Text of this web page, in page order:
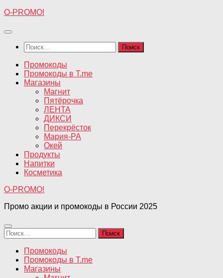
Перейти
содержимому
O-PROMO!
Найти:
Промокоды
Промокоды в T.me
Магазины
Магнит
Пятёрочка
ЛЕНТА
ДИКСИ
Перекрёсток
Мария-РА
Окей
Продукты
Напитки
Косметика
O-PROMO!
Промо акции и промокоды в России 2025
Найти:
Промокоды
Промокоды в T.me
Магазины